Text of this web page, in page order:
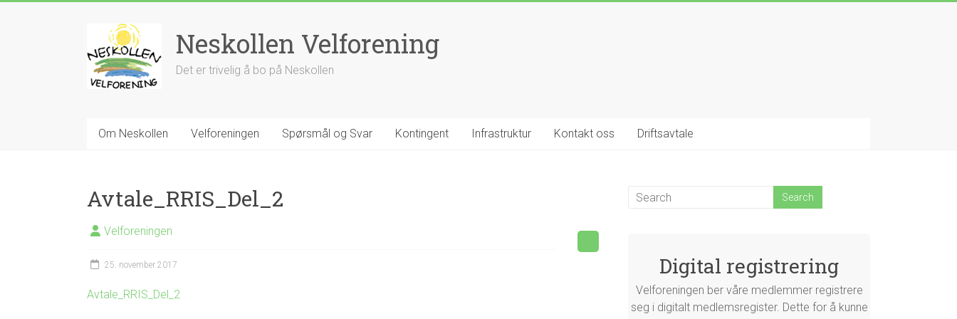
Neskollen Velforening
Det er trivelig å bo på Neskollen
Om Neskollen Velforeningen Spørsmål og Svar Kontingent Infrastruktur Kontakt oss Driftsavtale
Avtale_RRIS_Del_2
Velforeningen
25. november 2017
Avtale_RRIS_Del_2
Digital registrering
Velforeningen ber våre medlemmer registrere
seg i digitalt medlemsregister. Dette for å kunne